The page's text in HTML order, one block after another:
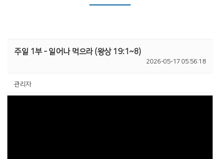
주일 1부 - 일어나 먹으라 (왕상 19:1~8)
2026-05-17 05:56:18
관리자